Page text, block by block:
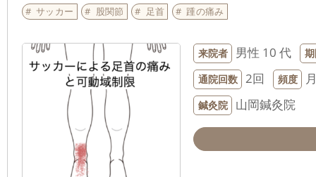
サッカー 股関節 足首 踵の痛み
来院者 男性 10 代
通院回数 2回 頻度
鍼灸院 山岡鍼灸院